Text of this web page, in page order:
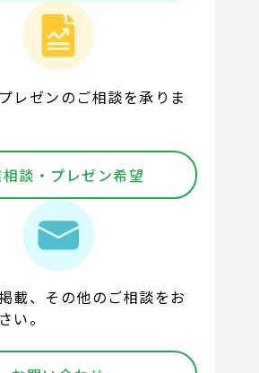
レゼンのご相談を承りま
談・プレゼン希望
載、その他のご相談をお
い。